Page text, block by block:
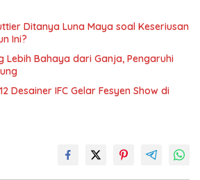
Ditanya Luna Maya soal Keseriusan
Ini?
Lebih Bahaya dari Ganja, Pengaruhi
Desainer IFC Gelar Fesyen Show di